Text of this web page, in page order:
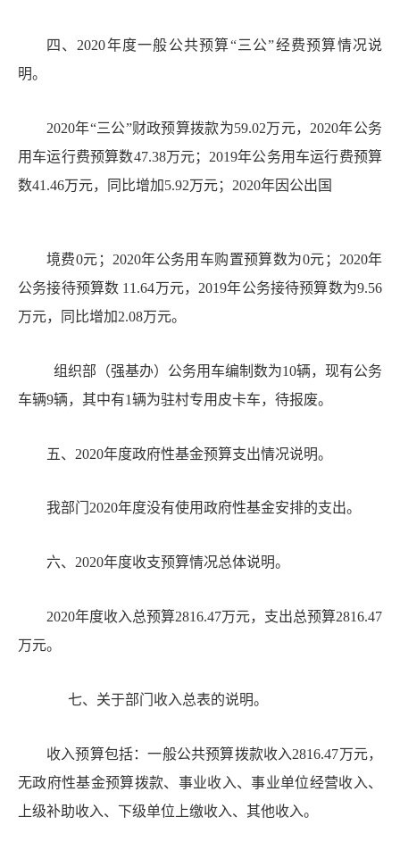
四、2020年度一般公共预算“三公”经费预算情况说
明。
2020年“三公”财政预算拨款为59.02万元，2020年公务
用车运行费预算数47.38万元；2019年公务用车运行费预算
数41.46万元，同比增加5.92万元；2020年因公出国
境费0元；2020年公务用车购置预算数为0元；2020年
公务接待预算数 11.64万元，2019年公务接待预算数为9.56
万元，同比增加2.08万元。
组织部（强基办）公务用车编制数为10辆，现有公务
车辆9辆，其中有1辆为驻村专用皮卡车，待报废。
五、 2020年度政府性基金预算支出情况说明。
我部门 2020年度没有使用政府性基金安排的支出。
六、 2020年度收支预算情况总体说明。
2020年度收入总预算2816.47万元，支出总预算2816.47
万元。
七、关于部门收入总表的说明。
收入预算包括：一般公共预算拨款收入2816.47万元，
无政府性基金预算拨款、事业收入、事业单位经营收入、
上级补助收入、下级单位上缴收入、其他收入。